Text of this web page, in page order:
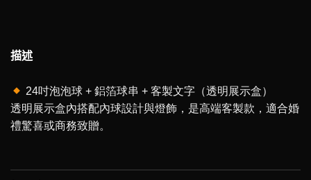
描述
24吋泡泡球 + 鋁箔球串 + 客製文字（透明展示盒）
透明展示盒內搭配內球設計與燈飾，是高端客製款，適合婚
禮驚喜或商務致贈。